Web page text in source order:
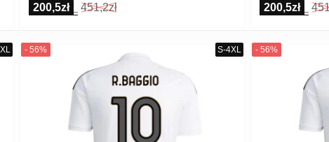
200,5zł 451,2zł 200,5zł